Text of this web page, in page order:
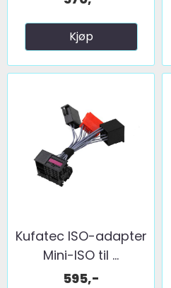
Kjøp
Kufatec ISO-adapter
Mini-ISO til ...
595,-